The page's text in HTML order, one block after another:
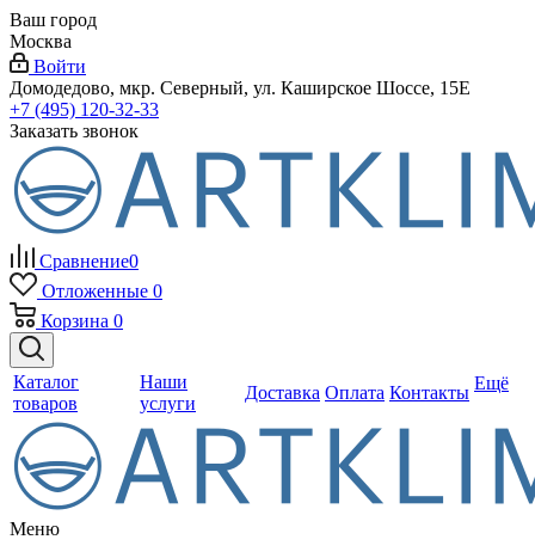
Ваш город
Москва
Войти
Домодедово, мкр. Северный, ул. Каширское Шоссе, 15Е
+7 (495) 120-32-33
Заказать звонок
Сравнение0
Отложенные 0
Корзина 0
Каталог
товаров
Наши
услуги
Доставка Оплата Контакты Ещё
Меню